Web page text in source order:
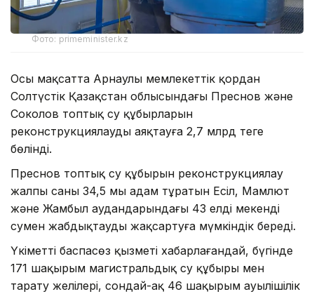
Фото: primeminister.kz
Осы мақсатта Арнаулы мемлекеттік қордан
Солтүстік Қазақстан облысындағы Преснов және
Соколов топтық су құбырларын
реконструкциялауды аяқтауға 2,7 млрд теңге
бөлінді.
Преснов топтық су құбырын реконструкциялау
жалпы саны 34,5 мың адам тұратын Есіл, Мамлют
және Жамбыл аудандарындағы 43 елді мекенді
сумен жабдықтауды жақсартуға мүмкіндік береді.
Үкіметтің баспасөз қызметі хабарлағандай, бүгінде
171 шақырым магистральдық су құбыры мен
тарату желілері, сондай-ақ 46 шақырым ауылішілік